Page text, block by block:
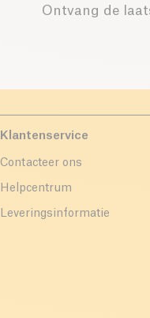
Ontvang de
Klantenservice
Contacteer ons
Helpcentrum
Leveringsinformatie